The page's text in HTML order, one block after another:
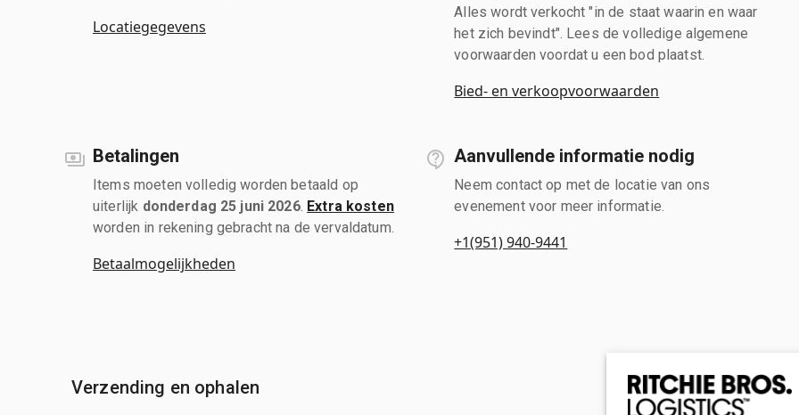
Locatiegegevens
Alles wordt verkocht "in de staat waarin en waar
het zich bevindt". Lees de volledige algemene
voorwaarden voordat u een bod plaatst.
Bied- en verkoopvoorwaarden
Betalingen
Items moeten volledig worden betaald op
uiterlijk donderdag 25 juni 2026. Extra kosten
worden in rekening gebracht na de vervaldatum.
Betaalmogelijkheden
Aanvullende informatie nodig
Neem contact op met de locatie van ons
evenement voor meer informatie.
+1(951) 940-9441
Verzending en ophalen